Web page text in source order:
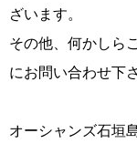
ざいます。
その他、何かしら
にお問い合わせ下さ
オーシャンズ石